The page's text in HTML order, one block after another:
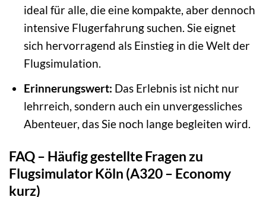
ideal für alle, die eine kompakte, aber dennoch
intensive Flugerfahrung suchen. Sie eignet
sich hervorragend als Einstieg in die Welt der
Flugsimulation.
Erinnerungswert: Das Erlebnis ist nicht nur
lehrreich, sondern auch ein unvergessliches
Abenteuer, das Sie noch lange begleiten wird.
FAQ – Häufig gestellte Fragen zu
Flugsimulator Köln (A320 – Economy
kurz)